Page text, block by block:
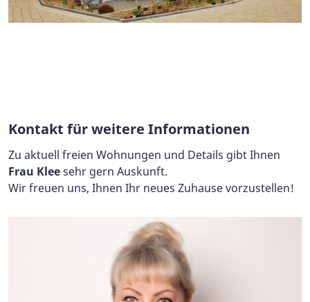
Kontakt für weitere Informationen
Zu aktuell freien Wohnungen und Details gibt Ihnen
Frau Kleesehr gern Auskunft.
Wir freuen uns, Ihnen Ihr neues Zuhause vorzustellen!